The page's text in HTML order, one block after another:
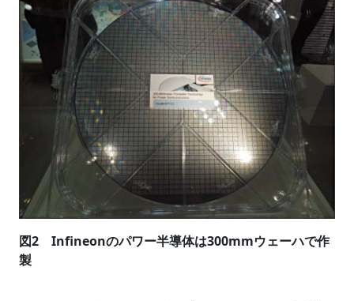
図2 Infineonのパワー半導体は300mmウェーハで作
製